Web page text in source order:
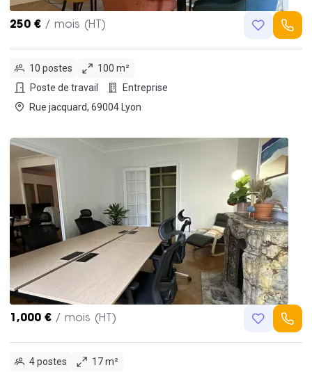
250 € / mois (HT)
10 postes
100 m²
Poste de travail
Entreprise
Rue jacquard, 69004 Lyon
1,000 € / mois (HT)
4 postes
17 m²